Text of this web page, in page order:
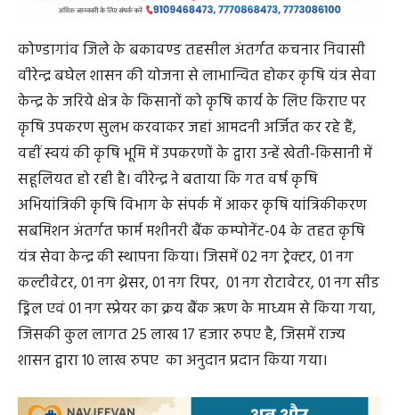
कोण्डागांव जिले के बकावण्ड तहसील अंतर्गत कचनार निवासी
वीरेन्द्र बघेल शासन की योजना से लाभान्वित होकर कृषि यंत्र सेवा
केन्द्र के जरिये क्षेत्र के किसानों को कृषि कार्य के लिए किराए पर
कृषि उपकरण सुलभ करवाकर जहां आमदनी अर्जित कर रहे हैं,
वहीं स्वयं की कृषि भूमि में उपकरणों के द्वारा उन्हें खेती-किसानी में
सहूलियत हो रही है। वीरेन्द्र ने बताया कि गत वर्ष कृषि
अभियांत्रिकी कृषि विभाग के संपर्क में आकर कृषि यांत्रिकीकरण
सबमिशन अंतर्गत फार्म मशीनरी बैंक कम्पोनेंट-04 के तहत कृषि
यंत्र सेवा केन्द्र की स्थापना किया। जिसमें 02 नग ट्रेक्टर, 01 नग
कल्टीवेटर, 01 नग थ्रेसर, 01 नग रिपर, 01 नग रोटावेटर, 01 नग सीड
ड्रिल एवं 01 नग स्प्रेयर का क्रय बैंक ऋण के माध्यम से किया गया,
जिसकी कुल लागत 25 लाख 17 हजार रुपए है, जिसमें राज्य
शासन द्वारा 10 लाख रुपए का अनुदान प्रदान किया गया।